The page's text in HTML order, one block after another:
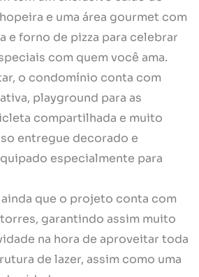
e uma área gourmet com
e forno de pizza para celebrar
com quem você ama.
o condomínio conta com
playground para as
compartilhada e muito
entregue decorado e
especialmente para
que o projeto conta com
garantindo assim muito
na hora de aproveitar toda
de lazer, assim como uma